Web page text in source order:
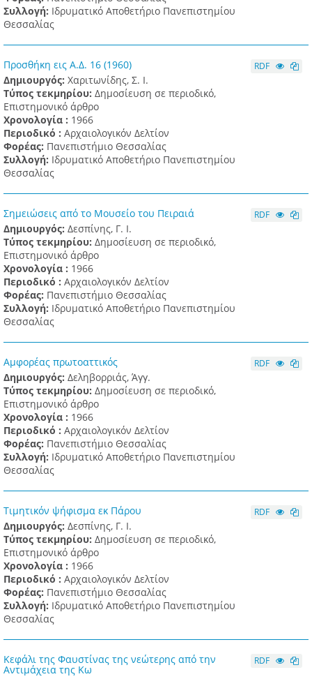
Συλλογή: Ιδρυματικό Αποθετήριο Πανεπιστημίου
Θεσσαλίας
Προσθήκη εις Α.Δ. 16 (1960)
Δημιουργός: Χαριτωνίδης, Σ. Ι.
Τύπος τεκμηρίου: Δημοσίευση σε περιοδικό,
Επιστημονικό άρθρο
Χρονολογία : 1966
Περιοδικό : Αρχαιολογικόν Δελτίον
Φορέας: Πανεπιστήμιο Θεσσαλίας
Συλλογή: Ιδρυματικό Αποθετήριο Πανεπιστημίου
Θεσσαλίας
RDF
Σημειώσεις από το Μουσείο του Πειραιά
Δημιουργός: Δεσπίνης, Γ. Ι.
Τύπος τεκμηρίου: Δημοσίευση σε περιοδικό,
Επιστημονικό άρθρο
Χρονολογία : 1966
Περιοδικό : Αρχαιολογικόν Δελτίον
Φορέας: Πανεπιστήμιο Θεσσαλίας
Συλλογή: Ιδρυματικό Αποθετήριο Πανεπιστημίου
Θεσσαλίας
RDF
Αμφορέας πρωτοαττικός
Δημιουργός: Δεληβορριάς, Άγγ.
Τύπος τεκμηρίου: Δημοσίευση σε περιοδικό,
Επιστημονικό άρθρο
Χρονολογία : 1966
Περιοδικό : Αρχαιολογικόν Δελτίον
Φορέας: Πανεπιστήμιο Θεσσαλίας
Συλλογή: Ιδρυματικό Αποθετήριο Πανεπιστημίου
Θεσσαλίας
RDF
Τιμητικόν ψήφισμα εκ Πάρου
Δημιουργός: Δεσπίνης, Γ. Ι.
Τύπος τεκμηρίου: Δημοσίευση σε περιοδικό,
Επιστημονικό άρθρο
Χρονολογία : 1966
Περιοδικό : Αρχαιολογικόν Δελτίον
Φορέας: Πανεπιστήμιο Θεσσαλίας
Συλλογή: Ιδρυματικό Αποθετήριο Πανεπιστημίου
Θεσσαλίας
RDF
Κεφάλι της Φαυστίνας της νεώτερης από την
Αντιμάχεια της Κω
RDF